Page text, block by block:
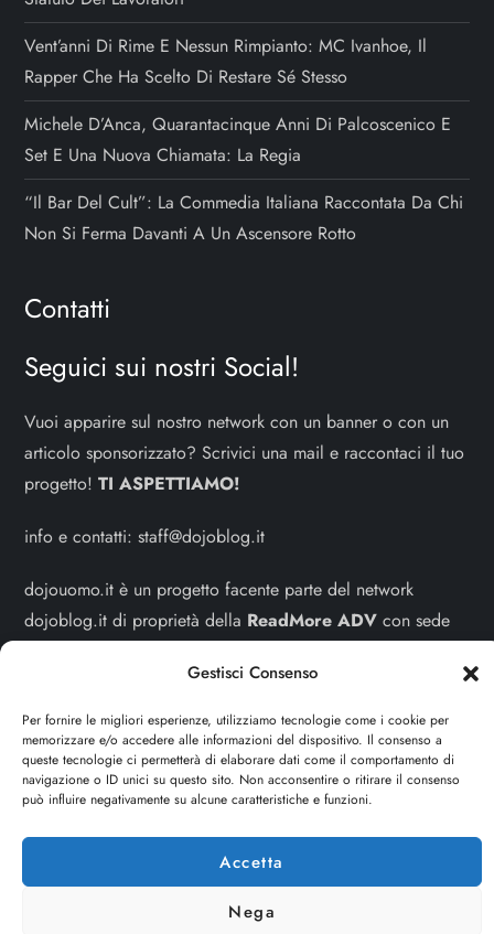
Gestisci Consenso
Per fornire le migliori esperienze, utilizziamo tecnologie come i cookie per
memorizzare e/o accedere alle informazioni del dispositivo. Il consenso a
queste tecnologie ci permetterà di elaborare dati come il comportamento di
navigazione o ID unici su questo sito. Non acconsentire o ritirare il consenso
può influire negativamente su alcune caratteristiche e funzioni.
Accetta
Nega
Vent’anni Di Rime E Nessun Rimpianto: MC Ivanhoe, Il
Rapper Che Ha Scelto Di Restare Sé Stesso
Michele D’Anca, Quarantacinque Anni Di Palcoscenico E
Set E Una Nuova Chiamata: La Regia
“Il Bar Del Cult”: La Commedia Italiana Raccontata Da Chi
Non Si Ferma Davanti A Un Ascensore Rotto
Contatti
Seguici sui nostri Social!
Vuoi apparire sul nostro network con un banner o con un
articolo sponsorizzato? Scrivici una mail e raccontaci il tuo
progetto!TI ASPETTIAMO!
info e contatti:staff@dojoblog.it
dojouomo.it è un progetto facente parte del network
dojoblog.it di proprietà della ReadMore ADV con sede
Sitemap-Privacy Policy -Cookie Policy
Cerca